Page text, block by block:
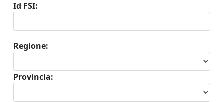
Id FSI:
Regione:
Provincia: